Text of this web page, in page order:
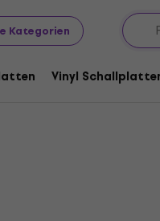
Kategorien
Vinyl